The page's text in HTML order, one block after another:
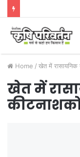
Home / खेत में
खेत में